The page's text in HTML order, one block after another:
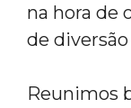
na hora de
de
Reunimos